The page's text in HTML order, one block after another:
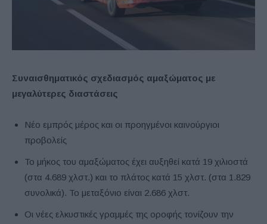
Συναισθηματικός σχεδιασμός αμαξώματος με
μεγαλύτερες διαστάσεις
Νέο εμπρός μέρος και οι προηγμένοι καινούργιοι
προβολείς
Το μήκος του αμαξώματος έχει αυξηθεί κατά 19 χιλιοστά
(στα 4.689 χλστ.) και το πλάτος κατά 15 χλστ. (στα 1.829
συνολικά). Το μεταξόνιο είναι 2.686 χλστ.
Οι νέες ελκυστικές γραμμές της οροφής τονίζουν την